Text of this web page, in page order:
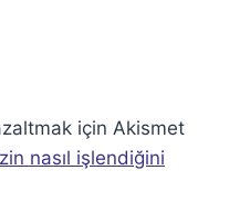
için Akismet
nasıl işlendiğini